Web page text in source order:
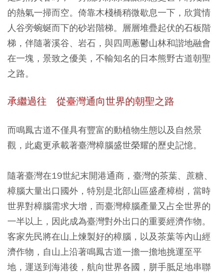
的熱氣一掃而空。倚靠木棧橋稍微歇息一下，欣賞情
人谷旁蜿蜒而下的砂岩階梯。層層堆疊起伏的石板階
梯，伴隨著溪谷、岩石，與四周蔥鬱山林和諧地融會
在一塊，景致之優美，不輸知名的日本熊野古道朝聖
之路。
承繼過往 從臺灣通向世界的朝聖之路
而鳴鳳古道不僅具有豐富的動植物生態以及自然景
觀，此處更承載著臺灣樟腦盛世榮耀的歷史記憶。
隨著臺灣在19世紀末開港通商，臺灣的茶葉、蔗糖、
樟腦大量出口國外，特別是北部山區盛產樟樹，當時
世界對樟腦需求大增，而臺灣樟腦產量又占全世界的
一半以上，因此成為臺灣對外出口的重要經濟作物。
客家先民將在山上煉製好的樟腦，以及茶葉等內山經
濟作物，自山上沿著鳴鳳古道一擔一擔地挑運至平
地，運送到海港後，航向世界各國，胼手胝足地串聯